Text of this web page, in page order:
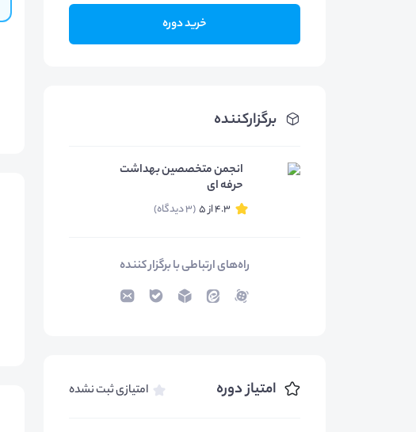
خرید دوره
برگزارکننده
انجمن متخصصین بهداشت
حرفه ای
4.3 از 5 (3 دیدگاه)
راه‌های ارتباطی با برگزار کننده
امتیاز دوره امتیازی ثبت نشده